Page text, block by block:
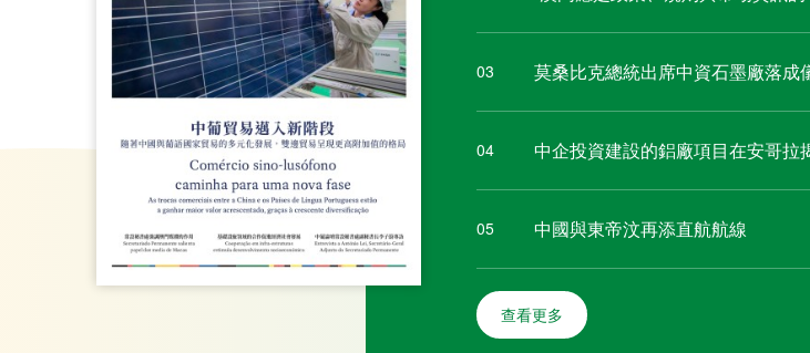
03 莫桑比克總統出席中資石墨廠落成
04 中企投資建設的鋁廠項目在安哥拉
05 中國與東帝汶再添直航航線
查看更多